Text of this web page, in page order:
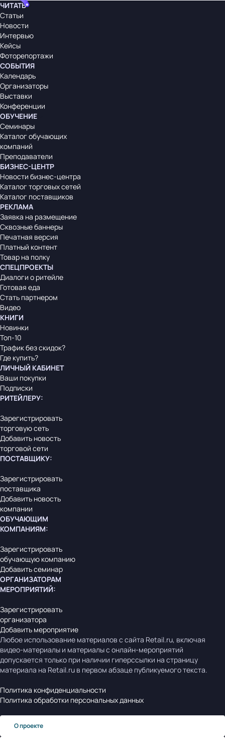
ЧИТАТЬ
Статьи
Новости
Интервью
Кейсы
Фоторепортажи
СОБЫТИЯ
Календарь
Организаторы
Выставки
Конференции
ОБУЧЕНИЕ
Семинары
Каталог обучающих
компаний
Преподаватели
БИЗНЕС-ЦЕНТР
Новости бизнес-центра
Каталог торговых сетей
Каталог поставщиков
РЕКЛАМА
Заявка на размещение
Сквозные баннеры
Печатная версия
Платный контент
Товар на полку
СПЕЦПРОЕКТЫ
Диалоги о ритейле
Готовая еда
Стать партнером
Видео
КНИГИ
Новинки
Топ-10
Трафик без скидок?
Где купить?
ЛИЧНЫЙ КАБИНЕТ
Ваши покупки
Подписки
РИТЕЙЛЕРУ:
Зарегистрировать
торговую сеть
Добавить новость
торговой сети
ПОСТАВЩИКУ:
Зарегистрировать
поставщика
Добавить новость
компании
ОБУЧАЮЩИМ
КОМПАНИЯМ:
Зарегистрировать
обучающую компанию
Добавить семинар
ОРГАНИЗАТОРАМ
МЕРОПРИЯТИЙ:
Зарегистрировать
организатора
Добавить мероприятие
Любое использование материалов с сайта Retail.ru, включая
видео-материалы и материалы с онлайн-мероприятий
допускается только при наличии гиперссылки на страницу
материала на Retail.ru в первом абзаце публикуемого текста.
Политика конфиденциальности
Политика обработки персональных данных
О проекте